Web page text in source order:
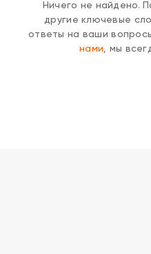
Ничего не найдено.
другие ключевые
ответы на ваши
нами, мы